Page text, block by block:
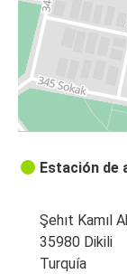
Estación de
Şehıt Kamıl
35980 Dikili
Turquía